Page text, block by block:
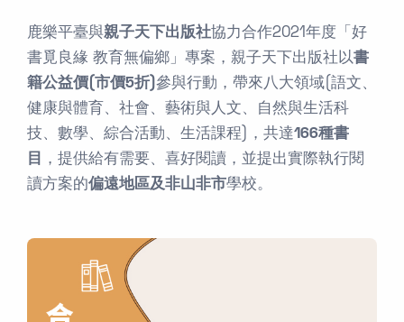
鹿樂平臺與親子天下出版社協力合作2021年度「好
書覓良緣 教育無偏鄉」專案，親子天下出版社以書
籍公益價(市價5折) 參與行動，帶來八大領域(語文、
健康與體育、社會、藝術與人文、自然與生活科
技、數學、綜合活動、生活課程)，共達166種書
目
，提供給有需要、喜好閱讀，並提出實際執行閱
讀方案的偏遠地區及非山非市學校。